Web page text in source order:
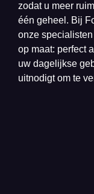
zodat u meer
één geheel. Bij
onze
op maat: perfect
uw dagelijkse
uitnodigt om te